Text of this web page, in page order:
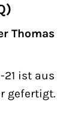
Thomas
21 ist aus
gefertigt.